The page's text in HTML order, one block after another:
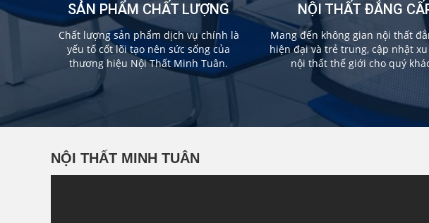
SẢN PHẨM CHẤT LƯỢNG
Chất lượng sản phẩm dịch vụ chính là
yếu tố cốt lõi tạo nên sức sống của
thương hiệu Nội Thất Minh Tuân.
NỘI THẤT ĐẲNG
Mang đến không gian nội thất
hiện đại và trẻ trung, cập nhật
nội thất thế giới cho quý
NỘI THẤT MINH TUÂN